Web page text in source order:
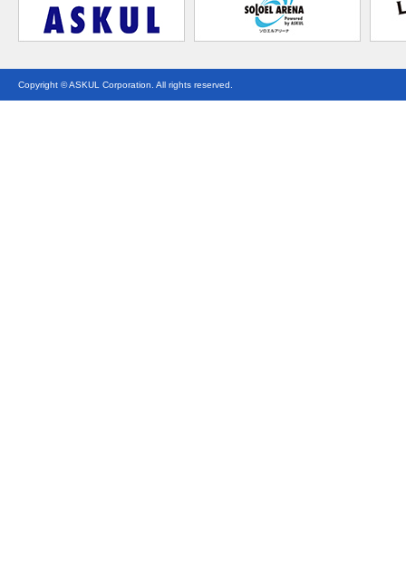
Copyright © ASKUL Corporation. All rights reserved.